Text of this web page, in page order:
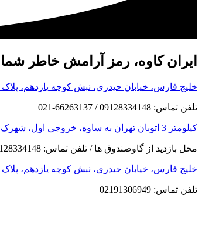
ایران کاوه، رمز آرامش خاطر شما
خلیج فارس، خیابان حیدری، نبش کوچه یازدهم، پلاک 35
تلفن تماس: 09128334148 / 66263137-021
کیلومتر 3 اتوبان تهران به ساوه، خروجی اول، شهرک فیروز بهرام (انبار مرکزی)
محل بازدید از گاوصندوق ها / تلفن تماس: 09128334148 / 09102230225
خلیج فارس، خیابان حیدری، نبش کوچه یازدهم، پلاک 35
تلفن تماس: 02191306949